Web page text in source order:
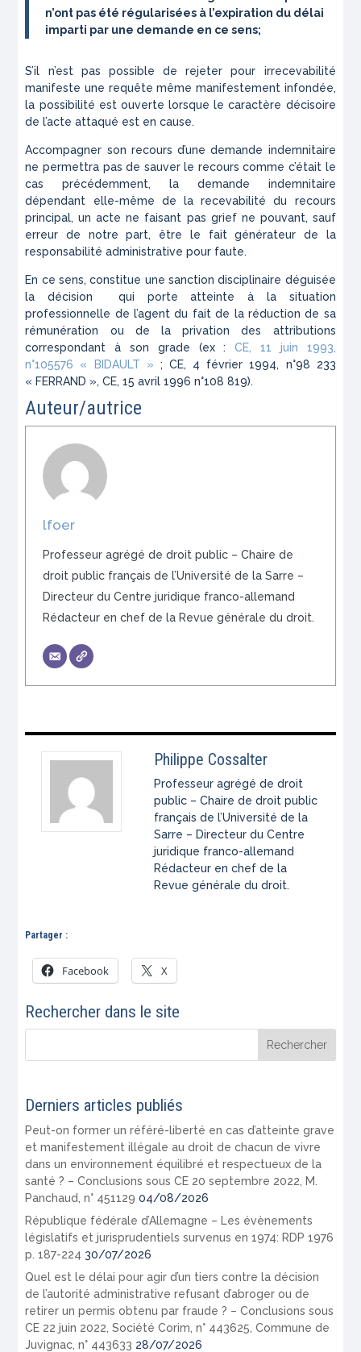
n’ont pas été régularisées à l’expiration du délai
imparti par une demande en ce sens;
S’il n’est pas possible de rejeter pour irrecevabilité
manifeste une requête même manifestement infondée,
la possibilité est ouverte lorsque le caractère décisoire
de l’acte attaqué est en cause.
Accompagner son recours d’une demande indemnitaire
ne permettra pas de sauver le recours comme c’était le
cas précédemment, la demande indemnitaire
dépendant elle-même de la recevabilité du recours
principal, un acte ne faisant pas grief ne pouvant, sauf
erreur de notre part, être le fait générateur de la
responsabilité administrative pour faute.
En ce sens, constitue une sanction disciplinaire déguisée
la décision qui porte atteinte à la situation
professionnelle de l’agent du fait de la réduction de sa
rémunération ou de la privation des attributions
correspondant à son grade (ex :CE, 11 juin 1993,
n°105576 « BIDAULT » ; CE, 4 février 1994, n°98 233
« FERRAND », CE, 15 avril 1996 n°108 819).
Auteur/autrice
lfoer
Professeur agrégé de droit public – Chaire de
droit public français de l’Université de la Sarre –
Directeur du Centre juridique franco-allemand
Rédacteur en chef de la Revue générale du droit.
Philippe Cossalter
Professeur agrégé de droit
public – Chaire de droit public
français de l’Université de la
Sarre – Directeur du Centre
juridique franco-allemand
Rédacteur en chef de la
Revue générale du droit.
Partager :
Facebook X
Rechercher dans le site
Derniers articles publiés
Peut-on former un référé-liberté en cas d’atteinte grave
et manifestement illégale au droit de chacun de vivre
dans un environnement équilibré et respectueux de la
santé ? – Conclusions sous CE 20 septembre 2022, M.
Panchaud, n° 451129 04/08/2026
République fédérale d’Allemagne – Les évènements
législatifs et jurisprudentiels survenus en 1974: RDP 1976
p. 187-224 30/07/2026
Quel est le délai pour agir d’un tiers contre la décision
de l’autorité administrative refusant d’abroger ou de
retirer un permis obtenu par fraude ? – Conclusions sous
CE 22 juin 2022, Société Corim, n° 443625, Commune de
Juvignac, n° 443633 28/07/2026